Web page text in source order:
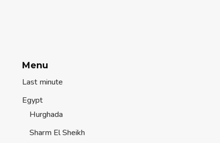
Menu
Last minute
Egypt
Hurghada
Sharm El Sheikh